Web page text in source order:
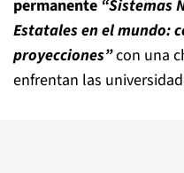
permanente “Sistemas
Estatales en el mundo:
proyecciones”con una
enfrentan las